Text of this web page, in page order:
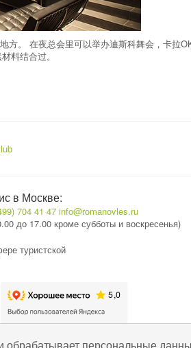
方。 在夜总会里可以举办迪斯科舞会，卡
料结合过。
в Москве:
704 41 47 info@romanovles.ru
до 17.00 кроме субботы и воскресенья)
туристской